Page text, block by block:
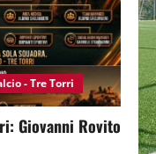
- Tre Torri
Giovanni Rovito